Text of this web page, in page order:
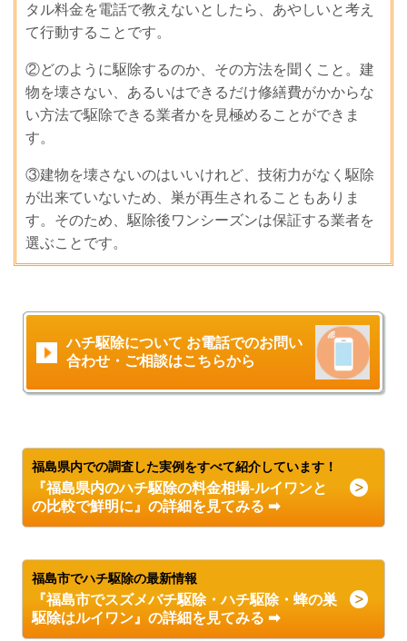
タル料金を電話で教えないとしたら、あやしいと考え
て行動することです。
②どのように駆除するのか、その方法を聞くこと。建
物を壊さない、あるいはできるだけ修繕費がかからな
い方法で駆除できる業者かを見極めることができま
す。
③建物を壊さないのはいいけれど、技術力がなく駆除
が出来ていないため、巣が再生されることもありま
す。そのため、駆除後ワンシーズンは保証する業者を
選ぶことです。
ハチ駆除について お電話でのお問い
合わせ・ご相談はこちらから
福島県内での調査した実例をすべて紹介しています！
『福島県内のハチ駆除の料金相場-ルイワンと
の比較で鮮明に』の詳細を見てみる ➡
福島市でハチ駆除の最新情報
『福島市でスズメバチ駆除・ハチ駆除・蜂の巣
駆除はルイワン』の詳細を見てみる ➡